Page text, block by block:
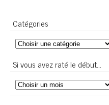
Catégories
Si vous avez raté le début…